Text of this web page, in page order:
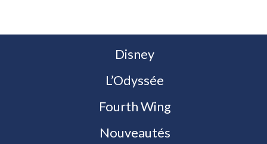
Disney
L’Odyssée
Fourth Wing
Nouveautés